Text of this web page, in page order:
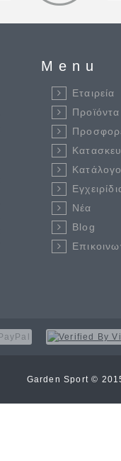
Menu
Εταιρεία
Προϊόντα
Νέα
Blog
Garden Sport ©